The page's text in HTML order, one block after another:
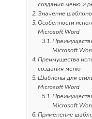
создания меню и
Значение
Особенности
Microsoft Word
Microsoft
Преимущества
создания меню
Шаблоны для
Microsoft Word
Microsoft
Применение